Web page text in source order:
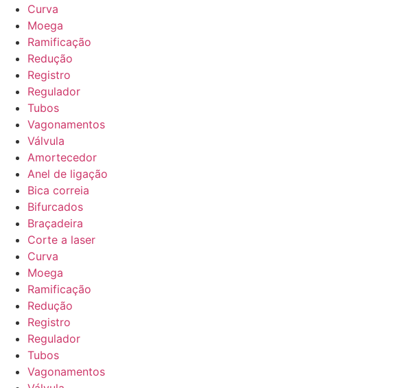
Curva
Moega
Ramificação
Redução
Registro
Regulador
Tubos
Vagonamentos
Válvula
Amortecedor
Anel de ligação
Bica correia
Bifurcados
Braçadeira
Corte a laser
Curva
Moega
Ramificação
Redução
Registro
Regulador
Tubos
Vagonamentos